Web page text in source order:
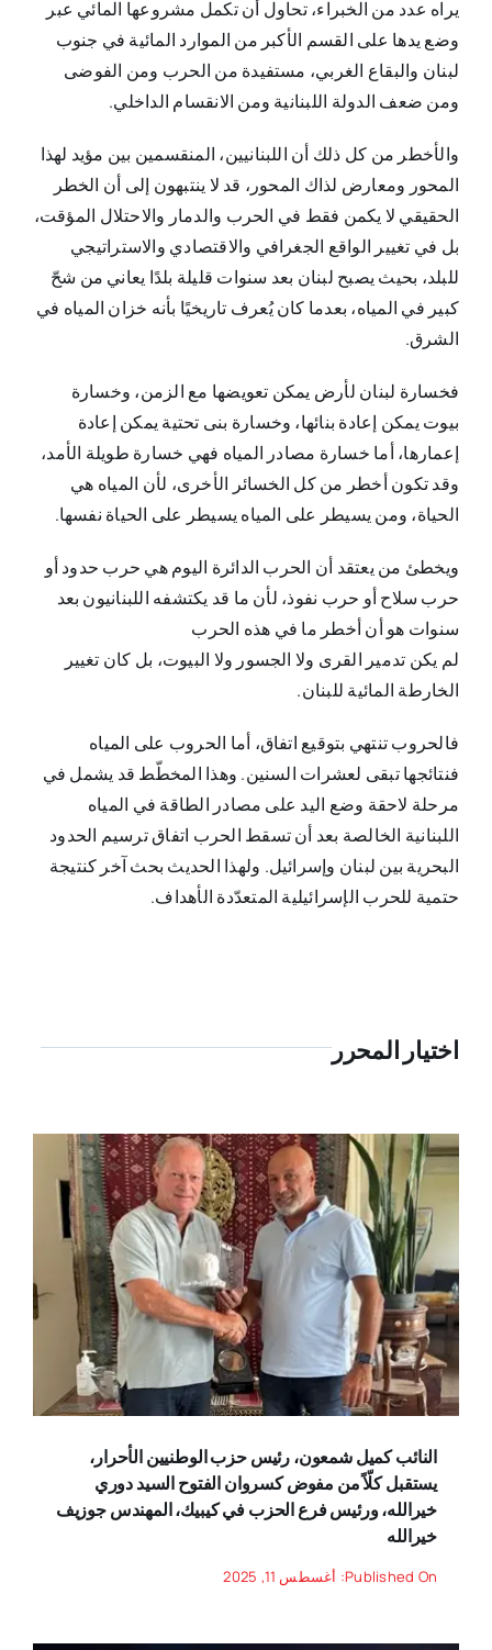
يراه عدد من الخبراء، تحاول أن تكمل مشروعها المائي عبر
وضع يدها على القسم الأكبر من الموارد المائية في جنوب
لبنان والبقاع الغربي، مستفيدة من الحرب ومن الفوضى
ومن ضعف الدولة اللبنانية ومن الانقسام الداخلي.
والأخطر من كل ذلك أن اللبنانيين، المنقسمين بين مؤيد لهذا
المحور ومعارض لذاك المحور، قد لا ينتبهون إلى أن الخطر
الحقيقي لا يكمن فقط في الحرب والدمار والاحتلال المؤقت،
بل في تغيير الواقع الجغرافي والاقتصادي والاستراتيجي
للبلد، بحيث يصبح لبنان بعد سنوات قليلة بلدًا يعاني من شحّ
كبير في المياه، بعدما كان يُعرف تاريخيًا بأنه خزان المياه في
الشرق.
فخسارة لبنان لأرض يمكن تعويضها مع الزمن، وخسارة
بيوت يمكن إعادة بنائها، وخسارة بنى تحتية يمكن إعادة
إعمارها، أما خسارة مصادر المياه فهي خسارة طويلة الأمد،
وقد تكون أخطر من كل الخسائر الأخرى، لأن المياه هي
الحياة، ومن يسيطر على المياه يسيطر على الحياة نفسها.
ويخطئ من يعتقد أن الحرب الدائرة اليوم هي حرب حدود أو
حرب سلاح أو حرب نفوذ، لأن ما قد يكتشفه اللبنانيون بعد
سنوات هو أن أخطر ما في هذه الحرب
لم يكن تدمير القرى ولا الجسور ولا البيوت، بل كان تغيير
الخارطة المائية للبنان.
فالحروب تنتهي بتوقيع اتفاق، أما الحروب على المياه
فنتائجها تبقى لعشرات السنين. وهذا المخطّط قد يشمل في
مرحلة لاحقة وضع اليد على مصادر الطاقة في المياه
اللبنانية الخالصة بعد أن تسقط الحرب اتفاق ترسيم الحدود
البحرية بين لبنان وإسرائيل. ولهذا الحديث بحث آخر كنتيجة
حتمية للحرب الإسرائيلية المتعدّدة الأهداف.
اختيار المحرر
النائب كميل شمعون، رئيس حزب الوطنيين الأحرار،
يستقبل كلّاً من مفوض كسروان الفتوح السيد دوري
خيرالله، ورئيس فرع الحزب في كيبيك، المهندس جوزيف
خيرالله
Published On: أغسطس 11, 2025